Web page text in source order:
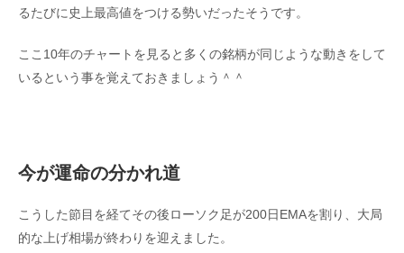
るたびに史上最高値をつける勢いだったそうです。
ここ10年のチャートを見ると多くの銘柄が同じような動きをして
いるという事を覚えておきましょう＾＾
今が運命の分かれ道
こうした節目を経てその後ローソク足が200日EMAを割り、大局
的な上げ相場が終わりを迎えました。